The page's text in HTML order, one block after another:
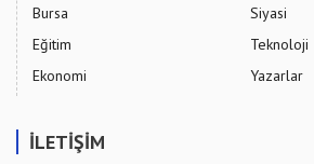
Bursa
Eğitim
Ekonomi
Siyasi
Teknoloji
Yazarlar
İLETİŞİM